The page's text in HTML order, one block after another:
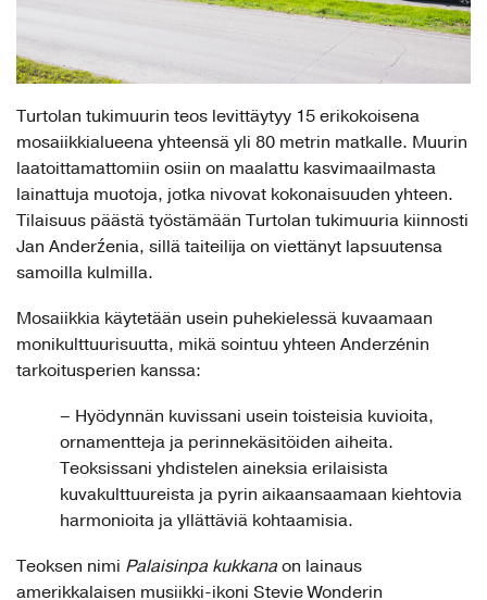
Turtolan tukimuurin teos levittäytyy 15 erikokoisena
mosaiikkialueena yhteensä yli 80 metrin matkalle. Muurin
laatoittamattomiin osiin on maalattu kasvimaailmasta
lainattuja muotoja, jotka nivovat kokonaisuuden yhteen.
Tilaisuus päästä työstämään Turtolan tukimuuria kiinnosti
Jan Anderźenia, sillä taiteilija on viettänyt lapsuutensa
samoilla kulmilla.
Mosaiikkia käytetään usein puhekielessä kuvaamaan
monikulttuurisuutta, mikä sointuu yhteen Anderzénin
tarkoitusperien kanssa:
– Hyödynnän kuvissani usein toisteisia kuvioita,
ornamentteja ja perinnekäsitöiden aiheita.
Teoksissani yhdistelen aineksia erilaisista
kuvakulttuureista ja pyrin aikaansaamaan kiehtovia
harmonioita ja yllättäviä kohtaamisia.
Teoksen nimi Palaisinpa kukkana on lainaus
amerikkalaisen musiikki-ikoni Stevie Wonderin